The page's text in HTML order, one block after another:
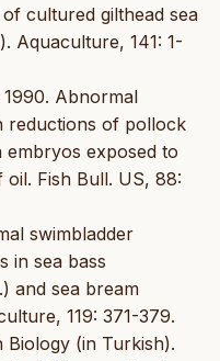
cultured gilthead sea
Aquaculture, 141: 1-
1990. Abnormal
reductions of pollock
exposed to
Fish Bull. US, 88:
swimbladder
in sea bass
and sea bream
119: 371-379.
Biology (in Turkish).